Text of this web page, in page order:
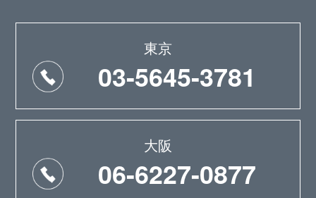
東京
03-5645-3781
大阪
06-6227-0877